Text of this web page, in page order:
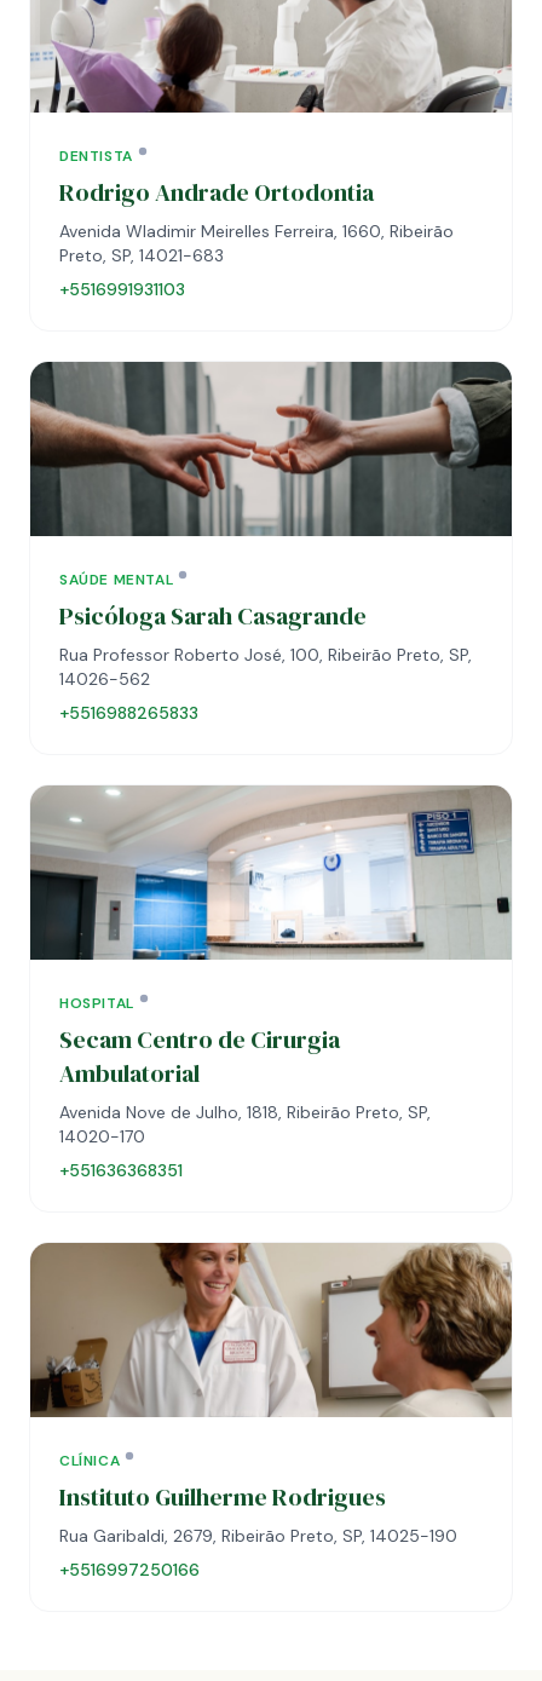
DENTISTA
Rodrigo Andrade Ortodontia
Avenida Wladimir Meirelles Ferreira, 1660, Ribeirão
Preto, SP, 14021-683
+5516991931103
SAÚDE MENTAL
Psicóloga Sarah Casagrande
Rua Professor Roberto José, 100, Ribeirão Preto, SP,
14026-562
+5516988265833
HOSPITAL
Secam Centro de Cirurgia
Ambulatorial
Avenida Nove de Julho, 1818, Ribeirão Preto, SP,
14020-170
+551636368351
CLÍNICA
Instituto Guilherme Rodrigues
Rua Garibaldi, 2679, Ribeirão Preto, SP, 14025-190
+5516997250166